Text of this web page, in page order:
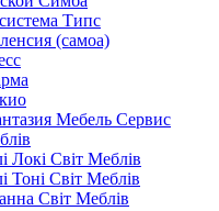
Типс
(самоа)
Мебель Сервис
Локі Світ Меблів
Тоні Світ Меблів
Світ Меблів